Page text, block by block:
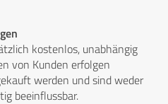
kostenlos, unabhängig
von Kunden erfolgen
werden und sind weder
beeinflussbar.